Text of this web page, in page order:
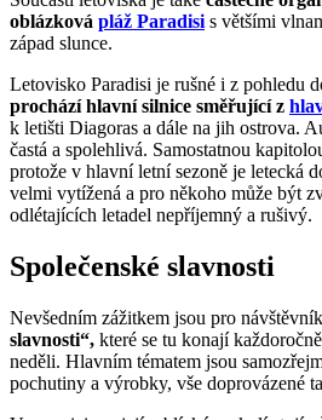
oblázková pláž Paradisis většími
západ slunce.
Letovisko Paradisi je rušné i z pohledu
prochází hlavní silnice směřující z
k letišti Diagoras a dále na jih ostrova.
častá a spolehlivá. Samostatnou
protože v hlavní letní sezoně je letecká
velmi vytížená a pro někoho může být
odlétajících letadel nepříjemný a rušivý.
Společenské slavnosti
Nevšedním zážitkem jsou pro
slavnosti“, které se tu konají
neděli. Hlavním tématem jsou
pochutiny a výrobky, vše doprovázené